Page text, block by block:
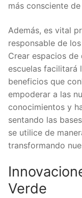
más consciente
Además, es vital
responsable de
Crear espacios
escuelas facilitará
beneficios que
empoderar a las
conocimientos y
sentando las
se utilice de
transformando
Verde